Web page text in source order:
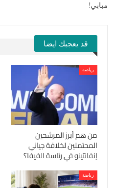
مبابي!
قد يعجبك ايضا
رياضة
من هم أبرز المرشحين
المحتملين لخلافة جياني
إنفانتينو في رئاسة الفيفا؟
رياضة